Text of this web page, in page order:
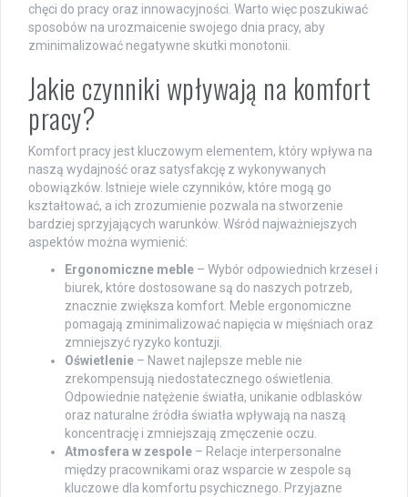
chęci do pracy oraz innowacyjności. Warto więc poszukiwać
sposobów na urozmaicenie swojego dnia pracy, aby
zminimalizować negatywne skutki monotonii.
Jakie czynniki wpływają na komfort
pracy?
Komfort pracy jest kluczowym elementem, który wpływa na
naszą wydajność oraz satysfakcję z wykonywanych
obowiązków. Istnieje wiele czynników, które mogą go
kształtować, a ich zrozumienie pozwala na stworzenie
bardziej sprzyjających warunków. Wśród najważniejszych
aspektów można wymienić:
Ergonomiczne meble – Wybór odpowiednich krzeseł i
biurek, które dostosowane są do naszych potrzeb,
znacznie zwiększa komfort. Meble ergonomiczne
pomagają zminimalizować napięcia w mięśniach oraz
zmniejszyć ryzyko kontuzji.
Oświetlenie – Nawet najlepsze meble nie
zrekompensują niedostatecznego oświetlenia.
Odpowiednie natężenie światła, unikanie odblasków
oraz naturalne źródła światła wpływają na naszą
koncentrację i zmniejszają zmęczenie oczu.
Atmosfera w zespole – Relacje interpersonalne
między pracownikami oraz wsparcie w zespole są
kluczowe dla komfortu psychicznego. Przyjazne